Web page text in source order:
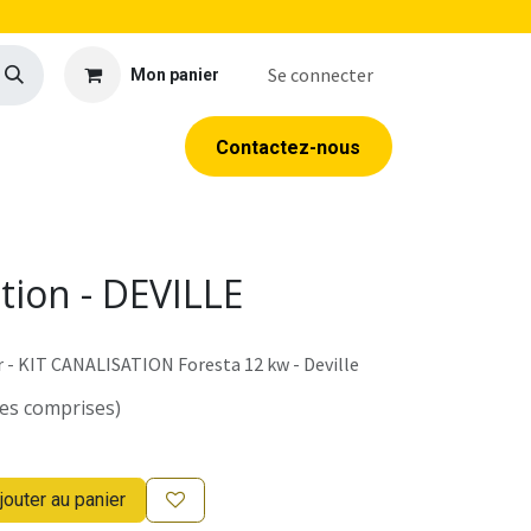
Mon panier Se connecter
Outillage Formations
Contacte​​​​z​​​​​​​​-​​nous
- DEVILLE
- KIT CANALISATION Foresta 12 kw - Deville
comprises)
au panier